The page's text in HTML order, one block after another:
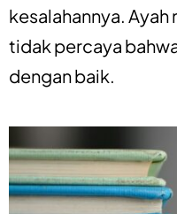
kesalahannya.
tidak percaya
dengan baik.